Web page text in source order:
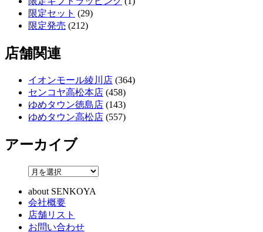
限定セット (29)
限定発売 (212)
店舗関連
イオンモール綾川店 (364)
センコヤ高松本店 (458)
ゆめタウン徳島店 (143)
ゆめタウン高松店 (557)
アーカイブ
about SENKOYA
会社概要
店舗リスト
お問い合わせ